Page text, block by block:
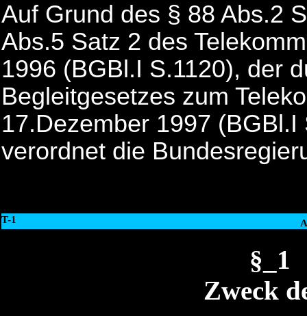
Auf Grund des § 88 Abs.2
Abs.5 Satz 2 des
1996 (BGBl.I S.1120), der
Begleitgesetzes zum
17.Dezember 1997
verordnet die
T-1
Zweck